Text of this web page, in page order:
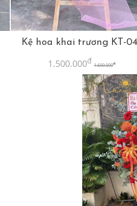
Kệ hoa khai trương KT-
1.500.000đ 1.600.000đ